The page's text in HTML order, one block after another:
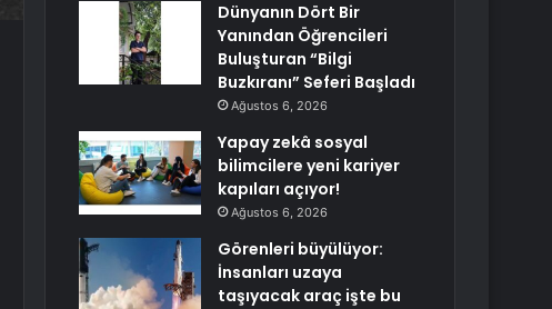
Dünyanın Dört Bir
Yanından Öğrencileri
Buluşturan “Bilgi
Buzkıranı” Seferi Başladı
Ağustos 6, 2026
Yapay zekâ sosyal
bilimcilere yeni kariyer
kapıları açıyor!
Ağustos 6, 2026
Görenleri büyülüyor:
İnsanları uzaya
taşıyacak araç işte bu